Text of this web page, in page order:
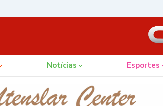
Notícias Esportes